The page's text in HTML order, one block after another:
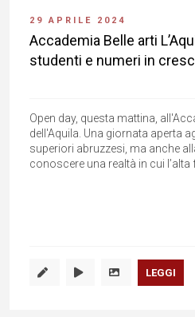
29 APRILE 2024
Accademia Belle arti
studenti e numeri in
Open day, questa mattina,
dell'Aquila. Una giornata aperta
superiori abruzzesi, ma anche
conoscere una realtà in cui l’alta
LEGGI